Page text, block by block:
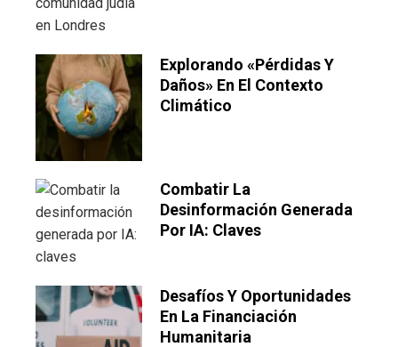
Explorando «pérdidas Y
Daños» En El Contexto
Climático
Combatir La
Desinformación Generada
Por IA: Claves
Desafíos Y Oportunidades
En La Financiación
Humanitaria